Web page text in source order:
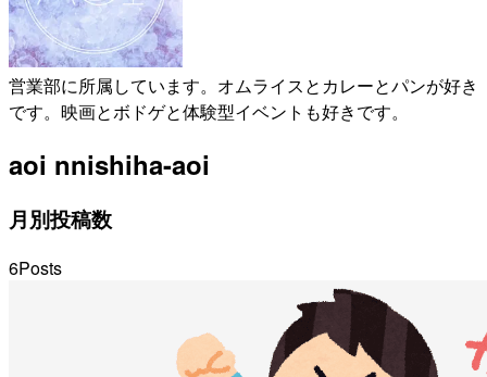
営業部に所属しています。オムライスとカレーとパンが好き
です。映画とボドゲと体験型イベントも好きです。
aoi nnishiha-aoi
月別投稿数
6Posts